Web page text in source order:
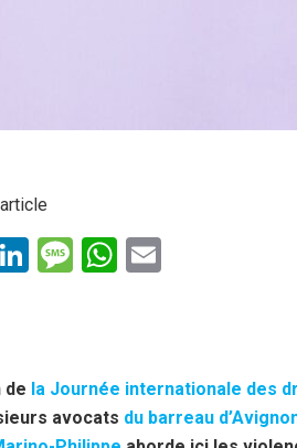
Li
n
M
g
e
W
A
p
de la Journée internationale des
avocats du barreau